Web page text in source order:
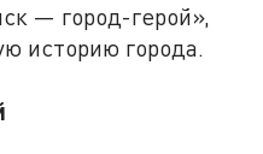
— город-герой»,
историю города.